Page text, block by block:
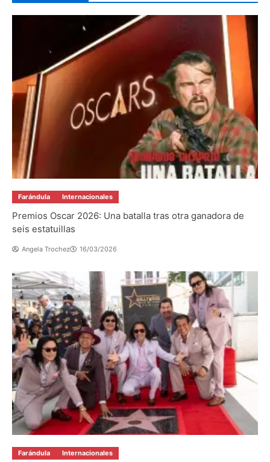
Farándula Internacionales
Premios Oscar 2026: Una batalla tras otra ganadora de
seis estatuillas
Angela Trochez 16/03/2026
Farándula Internacionales